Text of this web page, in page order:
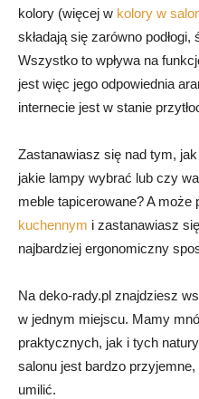
kolory (więcej w kolory w
składają się zarówno
Wszystko to wpływa na
jest więc jego odpowiednia
internecie jest w stanie
Zastanawiasz się nad tym,
jakie lampy wybrać lub czy
meble tapicerowane? A może
kuchennym i zastanawiasz
najbardziej ergonomiczny
Na deko-rady.pl znajdziesz
w jednym miejscu. Mamy
praktycznych, jak i tych
salonu jest bardzo
umilić.